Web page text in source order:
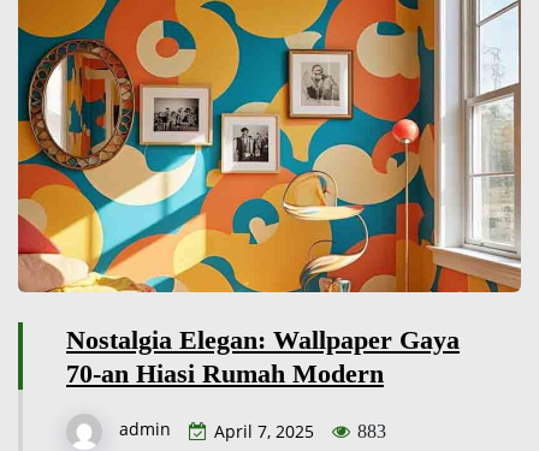
Nostalgia Elegan: Wallpaper Gaya
70-an Hiasi Rumah Modern
admin April 7, 2025 883